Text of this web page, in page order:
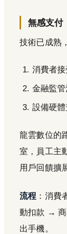
無感支付
技術已成熟
消費者接
金融監
設備硬體
龍雲數位的
室，員工主
用戶回饋擴
流程 ：消
動扣款 → 商
出手機。